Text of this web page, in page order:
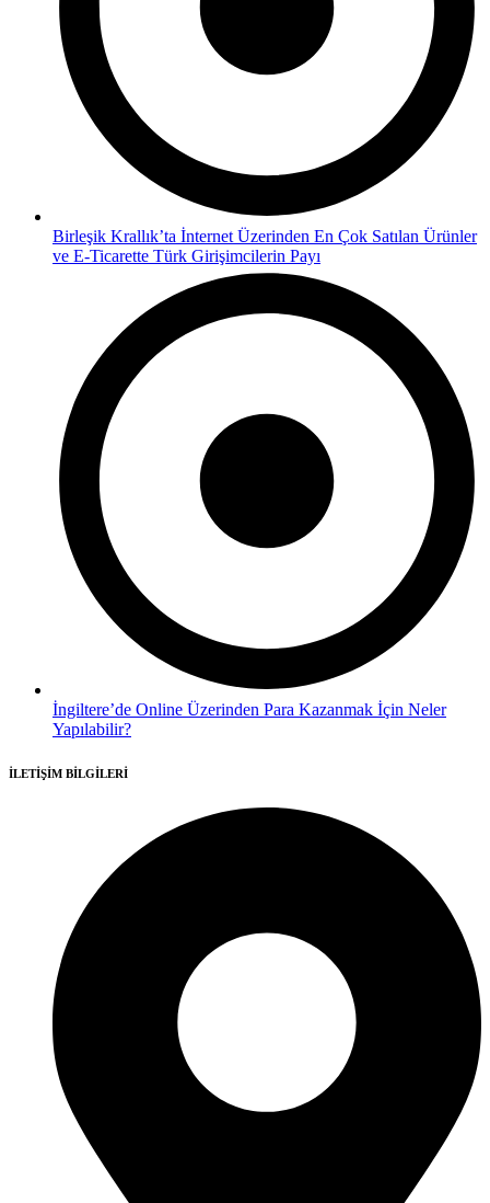
Birleşik Krallık’ta İnternet Üzerinden En Çok Satılan Ürünler
ve E-Ticarette Türk Girişimcilerin Payı
İngiltere’de Online Üzerinden Para Kazanmak İçin Neler
Yapılabilir?
İLETİŞİM BİLGİLERİ